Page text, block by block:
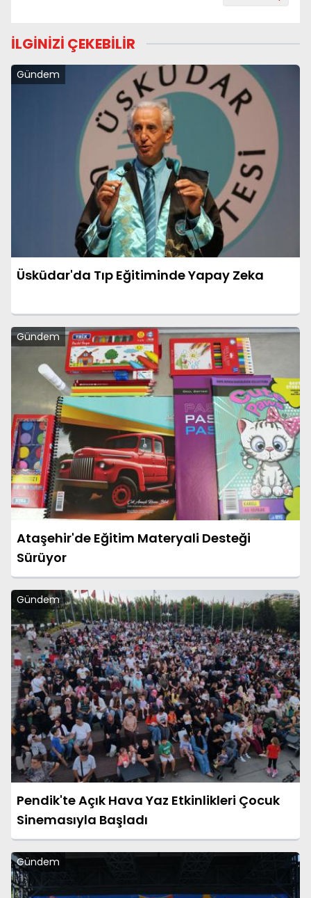
İLGİNİZİ ÇEKEBİLİR
Gündem
Üsküdar'da Tıp Eğitiminde Yapay Zeka
Gündem
Ataşehir'de Eğitim Materyali Desteği
Sürüyor
Gündem
Pendik'te Açık Hava Yaz Etkinlikleri Çocuk
Sinemasıyla Başladı
Gündem